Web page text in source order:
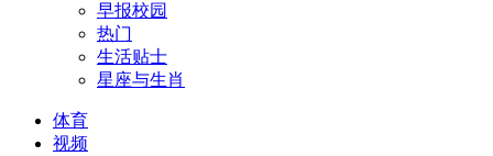
早报校园
热门
生活贴士
星座与生肖
体育
视频